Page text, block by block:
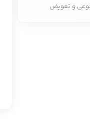
و تعویض